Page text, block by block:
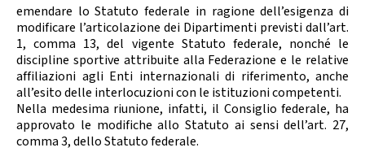
emendare lo Statuto federale in ragione dell’esigenza di
modificare l’articolazione dei Dipartimenti previsti dall’art.
1, comma 13, del vigente Statuto federale, nonché le
discipline sportive attribuite alla Federazione e le relative
affiliazioni agli Enti internazionali di riferimento, anche
all’esito delle interlocuzioni con le istituzioni competenti.
Nella medesima riunione, infatti, il Consiglio federale, ha
approvato le modifiche allo Statuto ai sensi dell’art. 27,
comma 3, dello Statuto federale.